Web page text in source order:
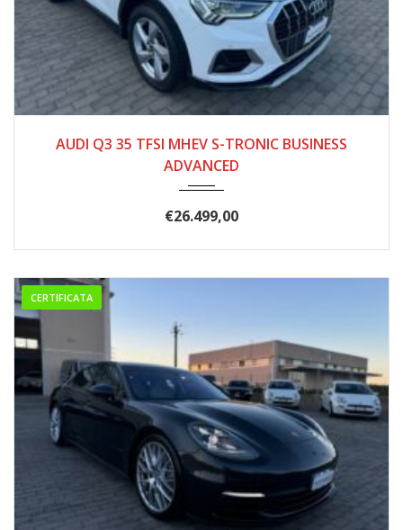
AUDI Q3 35 TFSI MHEV S-TRONIC BUSINESS
ADVANCED
€26.499,00
CERTIFICATA